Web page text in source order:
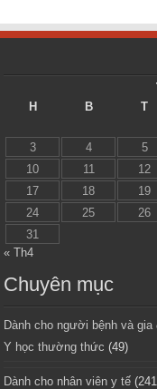
H
B T
3
4 5
10
11 12
17
18 19
24
25 26
31
« Th4
Chuyên mục
Dành cho người bệnh và gia
Y học thường thức (49)
Dành cho nhân viên y tế